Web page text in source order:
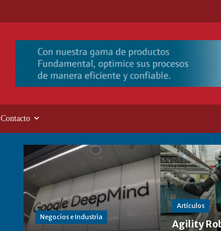
Contacto
Negocios e Industria
Artículos
Agility